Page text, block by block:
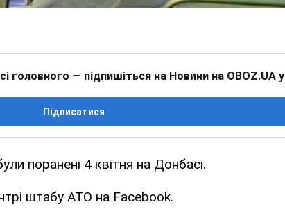
головного — підпишіться на Новини на OBOZ.UA у
Підписатися
поранені 4 квітня на Донбасі.
штабу АТО на Facebook.